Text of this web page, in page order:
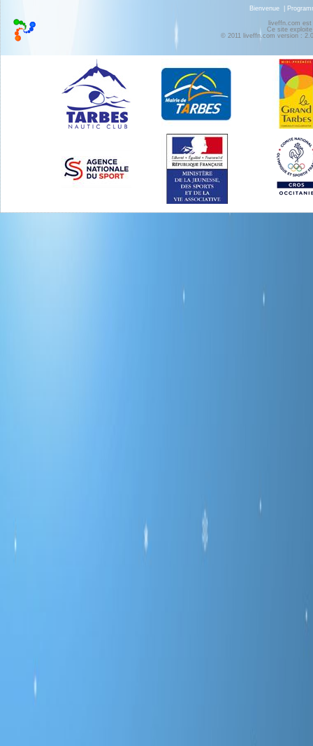
Bienvenue
liveffn.com
Ce site
© 2011 liveffn.com version :